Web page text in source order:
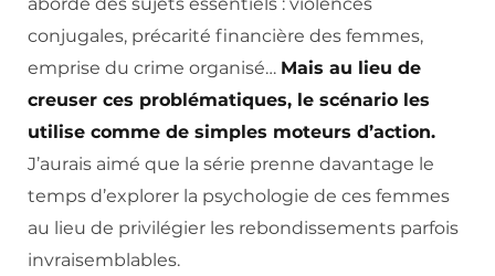
aborde des sujets essentiels : violences
conjugales, précarité financière des femmes,
emprise du crime organisé… Mais au lieu de
creuser ces problématiques, le scénario les
utilise comme de simples moteurs d’action.
J’aurais aimé que la série prenne davantage le
temps d’explorer la psychologie de ces femmes
au lieu de privilégier les rebondissements parfois
invraisemblables.